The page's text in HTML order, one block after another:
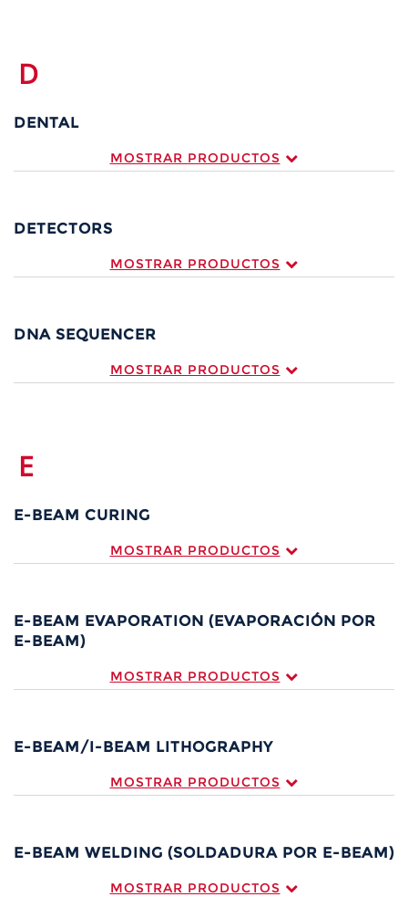
D
DENTAL
MOSTRAR PRODUCTOS
DETECTORS
MOSTRAR PRODUCTOS
DNA SEQUENCER
MOSTRAR PRODUCTOS
E
E-BEAM CURING
MOSTRAR PRODUCTOS
E-BEAM EVAPORATION (EVAPORACIÓN POR
E-BEAM)
MOSTRAR PRODUCTOS
E-BEAM/I-BEAM LITHOGRAPHY
MOSTRAR PRODUCTOS
E-BEAM WELDING (SOLDADURA POR E-BEAM)
MOSTRAR PRODUCTOS